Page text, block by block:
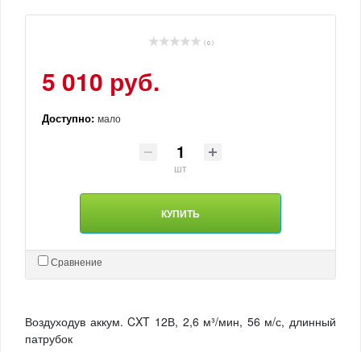
( 0 )
5 010 руб.
Доступно: мало
шт
КУПИТЬ
Сравнение
Воздуходув аккум. CXT 12В, 2,6 м³/мин, 56 м/с, длинный
патрубок